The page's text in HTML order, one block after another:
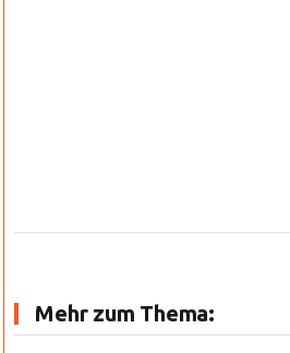
Mehr zum Thema: